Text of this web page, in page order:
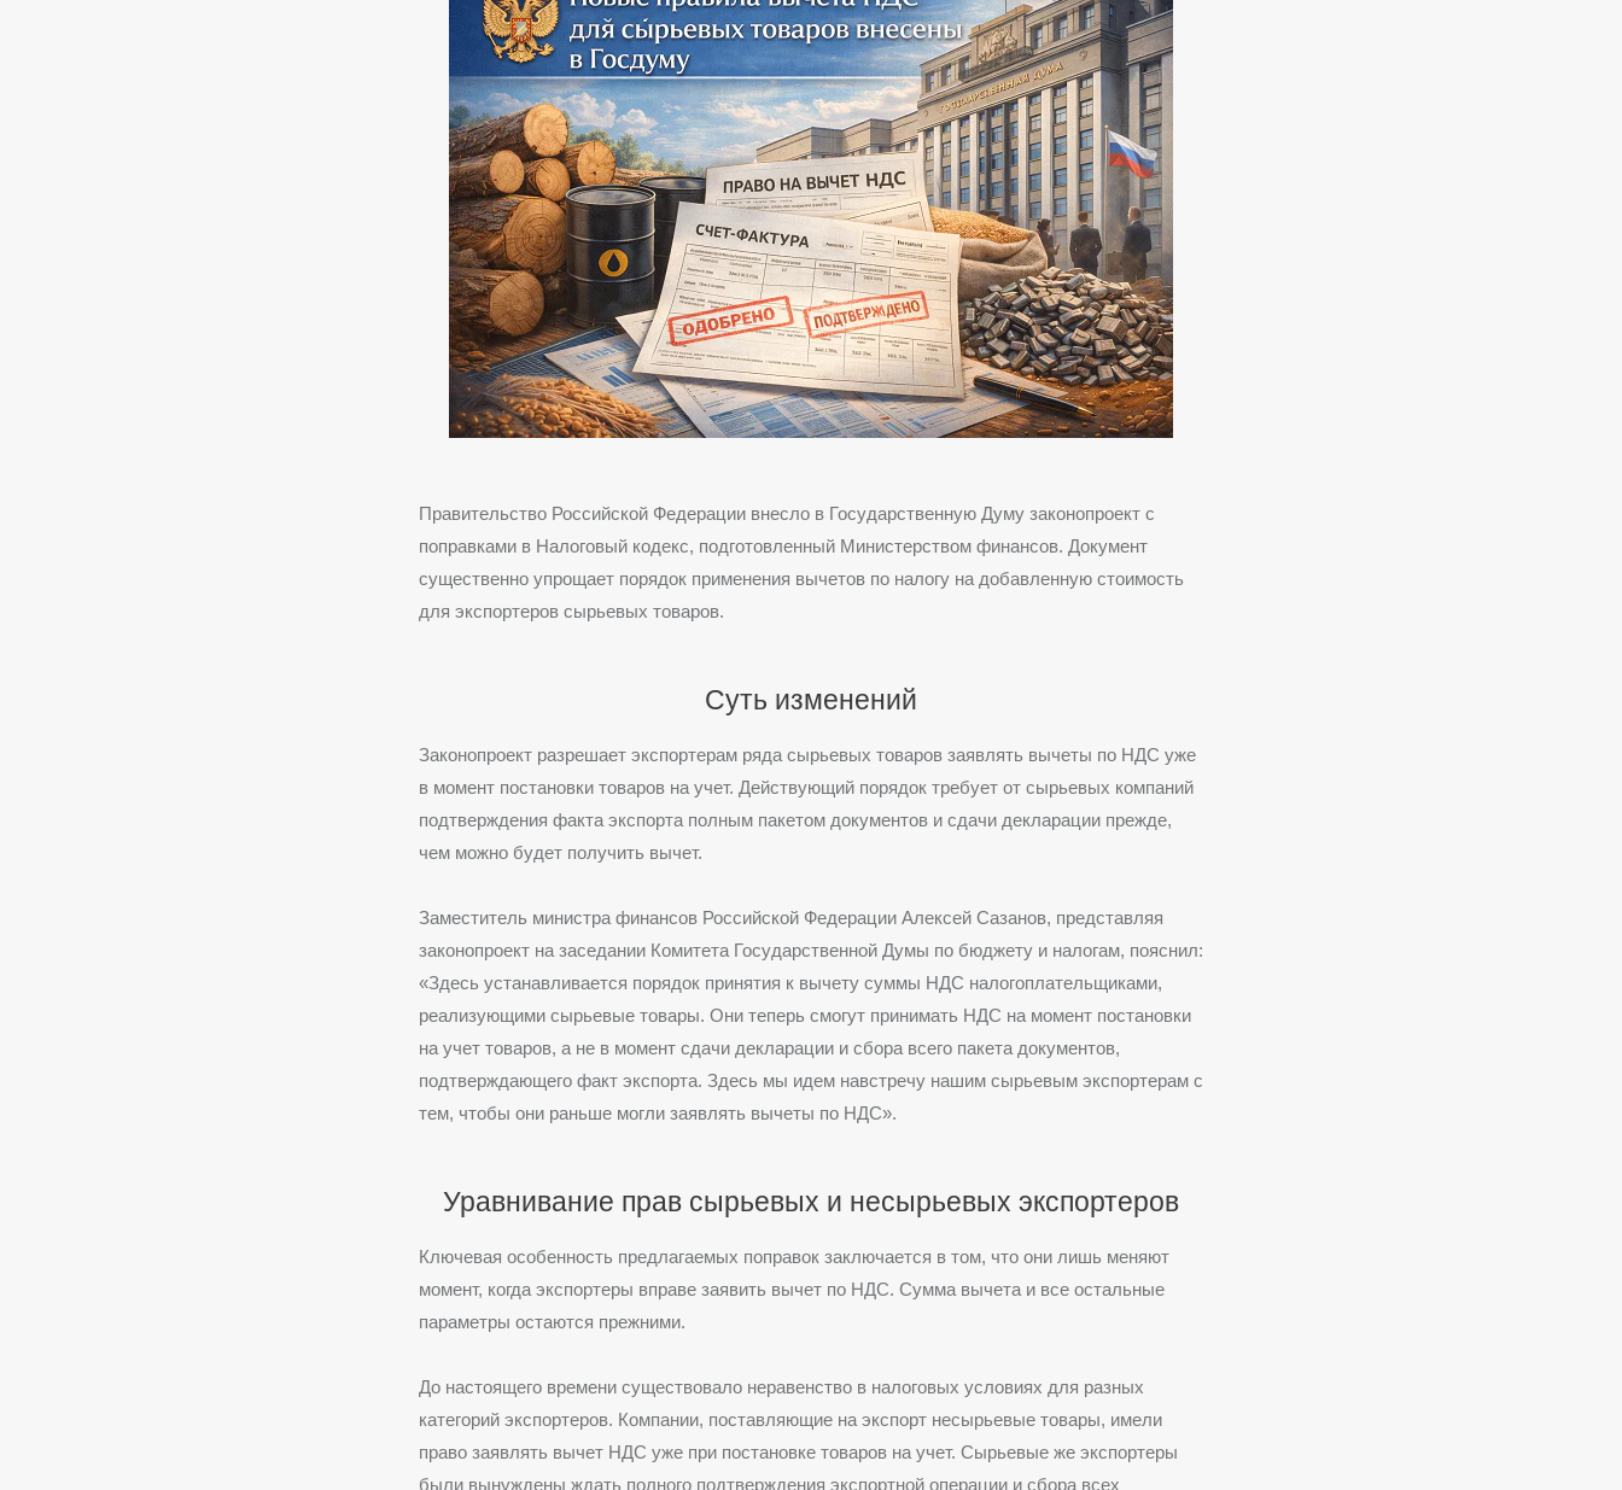
Правительство Российской Федерации внесло в Государственную Думу законопроект с
поправками в Налоговый кодекс, подготовленный Министерством финансов. Документ
существенно упрощает порядок применения вычетов по налогу на добавленную стоимость
для экспортеров сырьевых товаров.
Суть изменений
Законопроект разрешает экспортерам ряда сырьевых товаров заявлять вычеты по НДС уже
в момент постановки товаров на учет. Действующий порядок требует от сырьевых компаний
подтверждения факта экспорта полным пакетом документов и сдачи декларации прежде,
чем можно будет получить вычет.
Заместитель министра финансов Российской Федерации Алексей Сазанов, представляя
законопроект на заседании Комитета Государственной Думы по бюджету и налогам, пояснил:
«Здесь устанавливается порядок принятия к вычету суммы НДС налогоплательщиками,
реализующими сырьевые товары. Они теперь смогут принимать НДС на момент постановки
на учет товаров, а не в момент сдачи декларации и сбора всего пакета документов,
подтверждающего факт экспорта. Здесь мы идем навстречу нашим сырьевым экспортерам с
тем, чтобы они раньше могли заявлять вычеты по НДС».
Уравнивание прав сырьевых и несырьевых экспортеров
Ключевая особенность предлагаемых поправок заключается в том, что они лишь меняют
момент, когда экспортеры вправе заявить вычет по НДС. Сумма вычета и все остальные
параметры остаются прежними.
До настоящего времени существовало неравенство в налоговых условиях для разных
категорий экспортеров. Компании, поставляющие на экспорт несырьевые товары, имели
право заявлять вычет НДС уже при постановке товаров на учет. Сырьевые же экспортеры
были вынуждены ждать полного подтверждения экспортной операции и сбора всех